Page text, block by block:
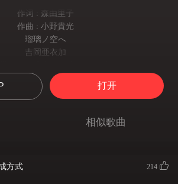
作词 : 森由里子
作曲 : 小野貴光
瑠璃ノ空へ
吉岡亜衣加
空へ 空へ
面朝苍穹 面朝苍穹
き空へ向かひ咲きし花よ
(とき)の擾乱さへ踏み越へて
花簇锦攒 美艳绝俗
打开
相似歌曲
方式 214